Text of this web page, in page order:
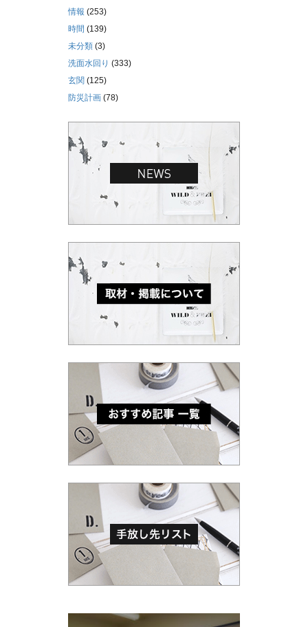
情報 (253)
時間 (139)
未分類 (3)
洗面水回り (333)
玄関 (125)
防災計画 (78)